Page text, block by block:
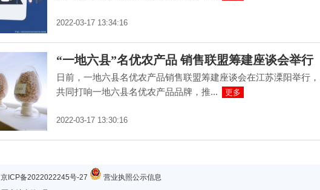
2022-03-17 13:34:16
“一地六县”名优农产品 销售联盟筹建座谈会举行
日前，一地六县名优农产品销售联盟筹建座谈会在江苏溧阳举行，
共同打响一地六县名优农产品品牌，推...
更多
2022-03-17 13:30:16
京ICP备2022022245号-27
营业执照公示信息